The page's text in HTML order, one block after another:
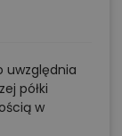
uwzględnia
półki
w